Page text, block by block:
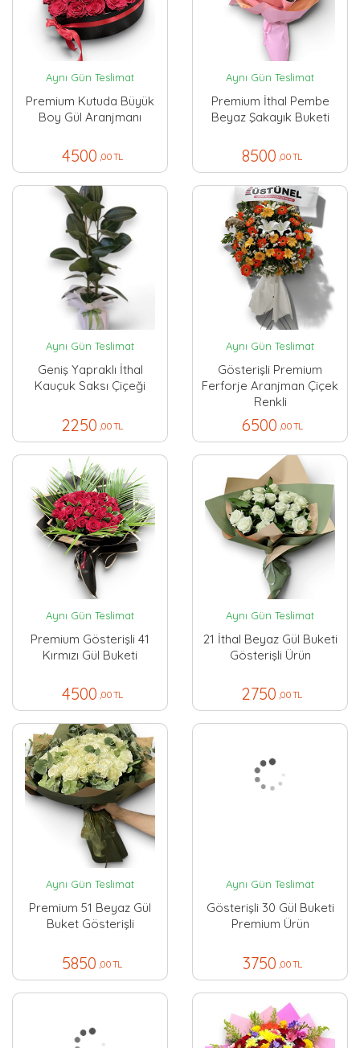
Aynı Gün Teslimat
Premium Kutuda Büyük
Boy Gül Aranjmanı
4500 ,00 TL
Aynı Gün Teslimat
Premium İthal Pembe
Beyaz Şakayık Buketi
8500 ,00 TL
Aynı Gün Teslimat
Geniş Yapraklı İthal
Kauçuk Saksı Çiçeği
2250 ,00 TL
Aynı Gün Teslimat
Gösterişli Premium
Ferforje Aranjman Çiçek
Renkli
6500 ,00 TL
Aynı Gün Teslimat
Premium Gösterişli 41
Kırmızı Gül Buketi
4500 ,00 TL
Aynı Gün Teslimat
21 İthal Beyaz Gül Buketi
Gösterişli Ürün
2750 ,00 TL
Aynı Gün Teslimat
Premium 51 Beyaz Gül
Buket Gösterişli
5850 ,00 TL
Aynı Gün Teslimat
Gösterişli 30 Gül Buketi
Premium Ürün
3750 ,00 TL